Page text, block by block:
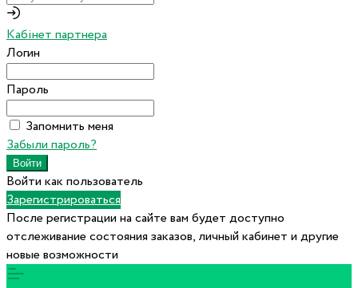
Кабінет партнера
Логин
Пароль
Запомнить меня
Забыли пароль?
Войти как пользователь
Зарегистрироваться
После регистрации на сайте вам будет доступно
отслеживание состояния заказов, личный кабинет и другие
новые возможности